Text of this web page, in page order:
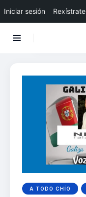
Iniciar sesión Rexístrate
A TODO CHÍO